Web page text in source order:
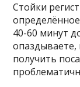
Стойки
40-60 минут
получить